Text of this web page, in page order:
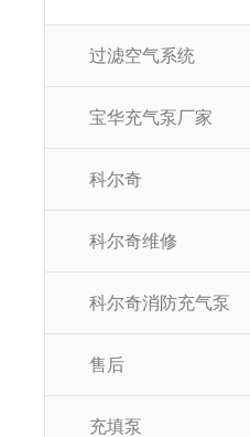
过滤空气系统
宝华充气泵厂家
科尔奇
科尔奇维修
科尔奇消防充气泵
售后
充填泵